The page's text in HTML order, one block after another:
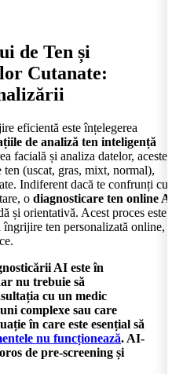
de Ten și
Cutanate:
eficientă este înțelegerea
de analiză ten inteligență
facială și analiza datelor, aceste
(uscat, gras, mixt, normal),
Indiferent dacă te confrunți cu
o diagnosticare ten online AI
și orientativă. Acest proces este
ten personalizată online,
AI este în
nu trebuie să
cu un medic
complexe sau care
în care este esențial să
nu funcționează. AI-
de pre-screening și